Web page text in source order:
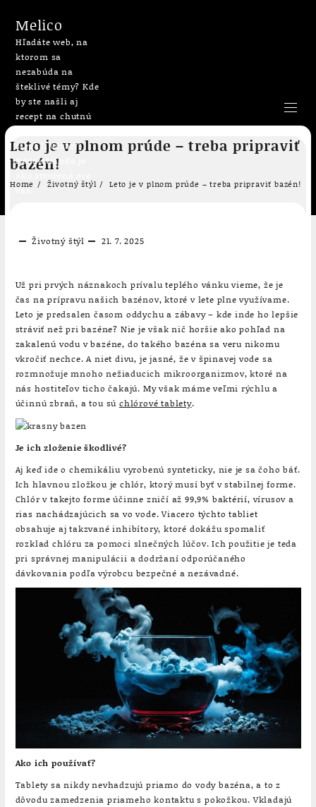
Skip
content
Melico
Hľadáte web, na
ktorom sa
nezabúda na
šteklivé témy? Kde
by ste našli aj
recept na chutnú
slepačí vývar?
Naša stránka je
vás.
Leto je v plnom prúde – treba pripraviť
bazén!
Home Životný štýl Leto je v plnom prúde – treba pripraviť bazén!
Životný štýl 21. 7. 2025
Už pri prvých náznakoch prívalu teplého vánku vieme, že je
čas na prípravu našich bazénov, ktoré v lete plne využívame.
Leto je predsalen časom oddychu a zábavy – kde inde ho lepšie
stráviť než pri bazéne? Nie je však nič horšie ako pohľad na
zakalenú vodu v bazéne, do takého bazéna sa veru nikomu
vkročiť nechce. A niet divu, je jasné, že v špinavej vode sa
rozmnožuje mnoho nežiaducich mikroorganizmov, ktoré na
nás hostiteľov ticho čakajú. My však máme veľmi rýchlu a
účinnú zbraň, a tou sú chlórové tablety.
Je ich zloženie škodlivé?
Aj keď ide o chemikáliu vyrobenú synteticky, nie je sa čoho báť.
Ich hlavnou zložkou je chlór, ktorý musí byť v stabilnej forme.
Chlór v takejto forme účinne zničí až 99,9% baktérií, vírusov a
rias nachádzajúcich sa vo vode. Viacero týchto tabliet
obsahuje aj takzvané inhibítory, ktoré dokážu spomaliť
rozklad chlóru za pomoci slnečných lúčov. Ich použitie je teda
pri správnej manipulácii a dodržaní odporúčaného
dávkovania podľa výrobcu bezpečné a nezávadné.
Ako ich používať?
Tablety sa nikdy nevhadzujú priamo do vody bazéna, a to z
dôvodu zamedzenia priameho kontaktu s pokožkou. Vkladajú